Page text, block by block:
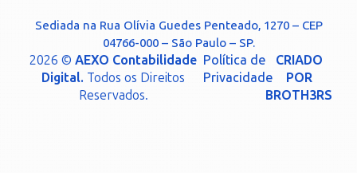
Sediada na Rua Olívia Guedes Penteado, 1270 – CEP
04766-000 – São Paulo – SP.
2026 ©AEXO Contabilidade
Digital. Todos os Direitos
Reservados.
Política de
Privacidade
CRIADO
POR
BROTH3RS